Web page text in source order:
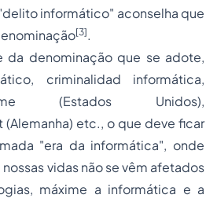
informático" aconselha que
[3].
da denominação que se adote,
criminalidad informática,
(Estados Unidos),
(Alemanha) etc., o que deve ficar
"era da informática", onde
vidas não se vêm afetados
máxime a informática e a